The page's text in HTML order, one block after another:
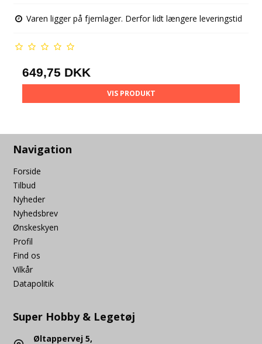
Varen ligger på fjernlager. Derfor lidt længere leveringstid
649,75 DKK
VIS PRODUKT
Navigation
Forside
Tilbud
Nyheder
Nyhedsbrev
Ønskeskyen
Profil
Find os
Vilkår
Datapolitik
Super Hobby & Legetøj
Øltappervej 5,